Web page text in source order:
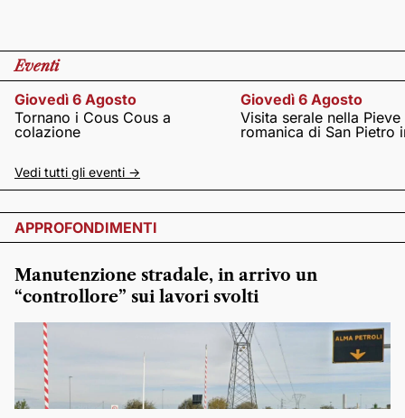
Eventi
Giovedì 6 Agosto
Tornano i Cous Cous a
colazione
Giovedì 6 Agosto
Visita serale nella Pieve
romanica di San Pietro
Vedi tutti gli eventi ->
APPROFONDIMENTI
Manutenzione stradale, in arrivo un
“controllore” sui lavori svolti